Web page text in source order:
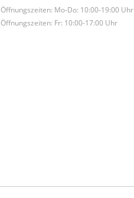
Öffnungszeiten: Mo-Do: 10:00-19:00 Uhr
Öffnungszeiten: Fr: 10:00-17:00 Uhr